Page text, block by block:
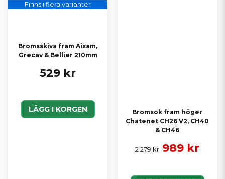
Finns i flera varianter
Bromsskiva fram Aixam,
Grecav & Bellier 210mm
529 kr
LÄGG I KORGEN
Bromsok fram höger
Chatenet CH26 V2, CH40
& CH46
2 279 kr 989 kr